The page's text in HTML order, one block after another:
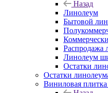
Назад
Линолеум
Бытовой
Распродажа
Линолеум
Остатки
Остатки
Виниловая